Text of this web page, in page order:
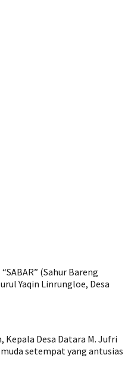
(Sahur Bareng
Yaqin Linrungloe, Desa
Desa Datara M. Jufri
setempat yang antusias